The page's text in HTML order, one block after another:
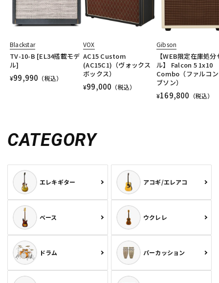
Blackstar
TV-10-B [EL34搭載モデ
ル]
¥99,990 （税込）
VOX
AC15 Custom
(AC15C1)（ヴォックス
ボックス）
¥99,000 （税込）
Gibson
【WEB限定在庫処分
ル】 Falcon 5 1x10
Combo（ファルコ
ブソン）
¥169,800 （税込）
CATEGORY
エレキギター アコギ/エレアコ
ベース ウクレレ
ドラム パーカッション